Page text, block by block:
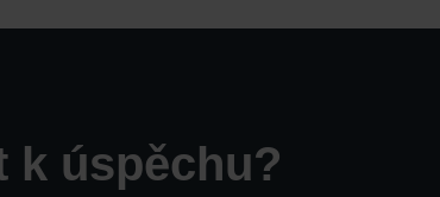
k úspěchu?